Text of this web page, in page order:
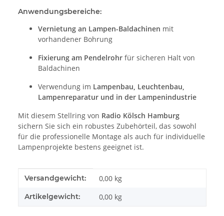
Anwendungsbereiche:
Vernietung an Lampen-Baldachinen mit
vorhandener Bohrung
Fixierung am Pendelrohr für sicheren Halt von
Baldachinen
Verwendung im Lampenbau, Leuchtenbau,
Lampenreparatur und in der Lampenindustrie
Mit diesem Stellring von Radio Kölsch Hamburg
sichern Sie sich ein robustes Zubehörteil, das sowohl
für die professionelle Montage als auch für individuelle
Lampenprojekte bestens geeignet ist.
Produkteigenschaft
Wert
Versandgewicht: 0,00 kg
Artikelgewicht: 0,00 kg